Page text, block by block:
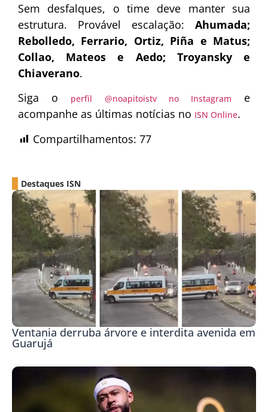
Sem desfalques, o time deve manter sua
estrutura. Provável escalação: Ahumada;
Rebolledo, Ferrario, Ortiz, Piña e Matus;
Collao, Mateos e Aedo; Troyansky e
Chiaverano.
Siga o
perfil @noapitoistv no Instagram
e
acompanhe as últimas notícias no ISN Online.
Compartilhamentos: 77
Destaques ISN
Ventania derruba árvore e interdita avenida em
Guarujá